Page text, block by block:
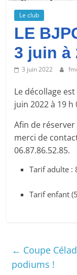
tous
passionnés
de
patinage
artistique.
Le club
LE
3 juin à
3 juin 2022
Le décollage
juin 2022 à 19
Afin de
merci de
06.87.86.52.85.
Tarif adulte :
Tarif enfant
← Coupe
podiums !